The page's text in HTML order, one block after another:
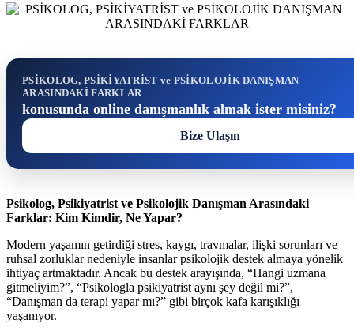
PSİKOLOG, PSİKİYATRİST ve PSİKOLOJİK DANIŞMAN
ARASINDAKİ FARKLAR
konusunda online danışmanlık almak ister misiniz?
Bize Ulaşın
Psikolog, Psikiyatrist ve Psikolojik Danışman Arasındaki
Farklar: Kim Kimdir, Ne Yapar?
Modern yaşamın getirdiği stres, kaygı, travmalar, ilişki sorunları ve
ruhsal zorluklar nedeniyle insanlar psikolojik destek almaya yönelik
ihtiyaç artmaktadır. Ancak bu destek arayışında, “Hangi uzmana
gitmeliyim?”, “Psikologla psikiyatrist aynı şey değil mi?”,
“Danışman da terapi yapar mı?” gibi birçok kafa karışıklığı
yaşanıyor.